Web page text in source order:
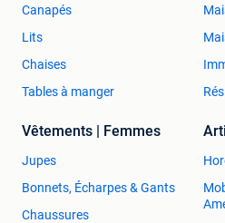
Canapés
Lits
Chaises
Tables à manger
Vêtements | Femmes
Jupes
Bonnets, Écharpes & Gants
Chaussures